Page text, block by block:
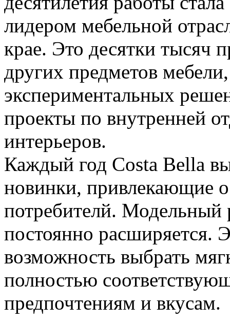
лидером мебельной
крае. Это десятки тысяч
других предметов
экспериментальных
проекты по внутренней
интерьеров.
Каждый год Costa Bella
новинки, привлекающие
потребителй. Модельный
постоянно расширяется.
возможность выбрать
полностью
предпочтениям и вкусам.